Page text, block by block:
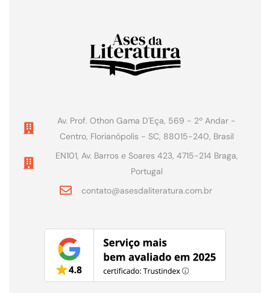
Av. Prof. Othon Gama D'Eça, 569 - 2º Andar -
Centro, Florianópolis - SC, 88015-240, Brasil
EN101, Av. Barros e Soares 423, 4715-214 Braga,
Portugal
contato@asesdaliteratura.com.br